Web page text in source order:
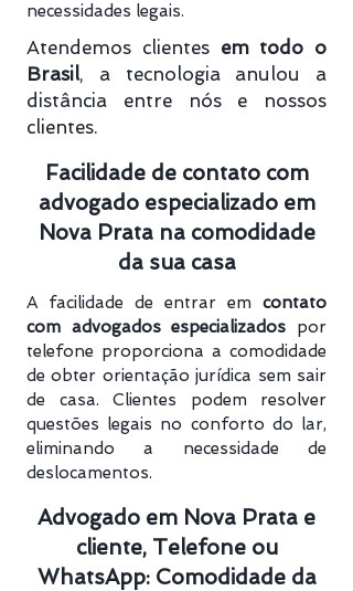
necessidades legais.
Atendemos clientes em todo o
Brasil, a tecnologia anulou a
distância entre nós e nossos
clientes.
Facilidade de contato com
advogado especializado em
Nova Prata na comodidade
da sua casa
A facilidade de entrar em contato
com advogados especializados por
telefone proporciona a comodidade
de obter orientação jurídica sem sair
de casa. Clientes podem resolver
questões legais no conforto do lar,
eliminando a necessidade de
deslocamentos.
Advogado em Nova Prata e
cliente, Telefone ou
WhatsApp: Comodidade da